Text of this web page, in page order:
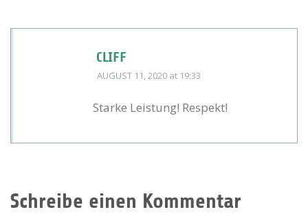
CLIFF
AUGUST 11, 2020 at 19:33
Starke Leistung! Respekt!
Schreibe einen Kommentar